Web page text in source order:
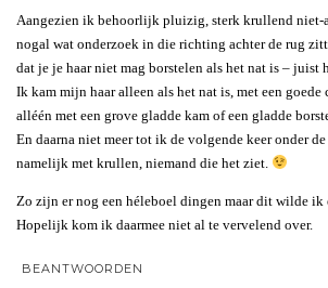
Aangezien ik behoorlijk pluizig, sterk krullend niet-
nogal wat onderzoek in die richting achter de rug
dat je je haar niet mag borstelen als het nat is – juist
Ik kam mijn haar alleen als het nat is, met een
alléén met een grove gladde kam of een gladde
En daarna niet meer tot ik de volgende keer onder
namelijk met krullen, niemand die het ziet.
Zo zijn er nog een héleboel dingen maar dit wilde ik
Hopelijk kom ik daarmee niet al te vervelend over.
BEANTWOORDEN